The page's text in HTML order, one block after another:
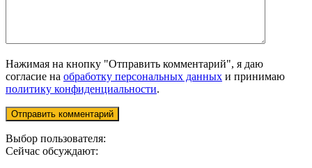
Нажимая на кнопку "Отправить комментарий", я даю
согласие на обработку персональных данных и принимаю
политику конфиденциальности.
Выбор пользователя:
Сейчас обсуждают: